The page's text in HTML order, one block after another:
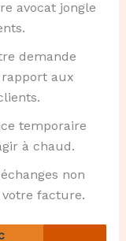
avocat jongle
demande
aux
temporaire
à chaud.
non
facture.